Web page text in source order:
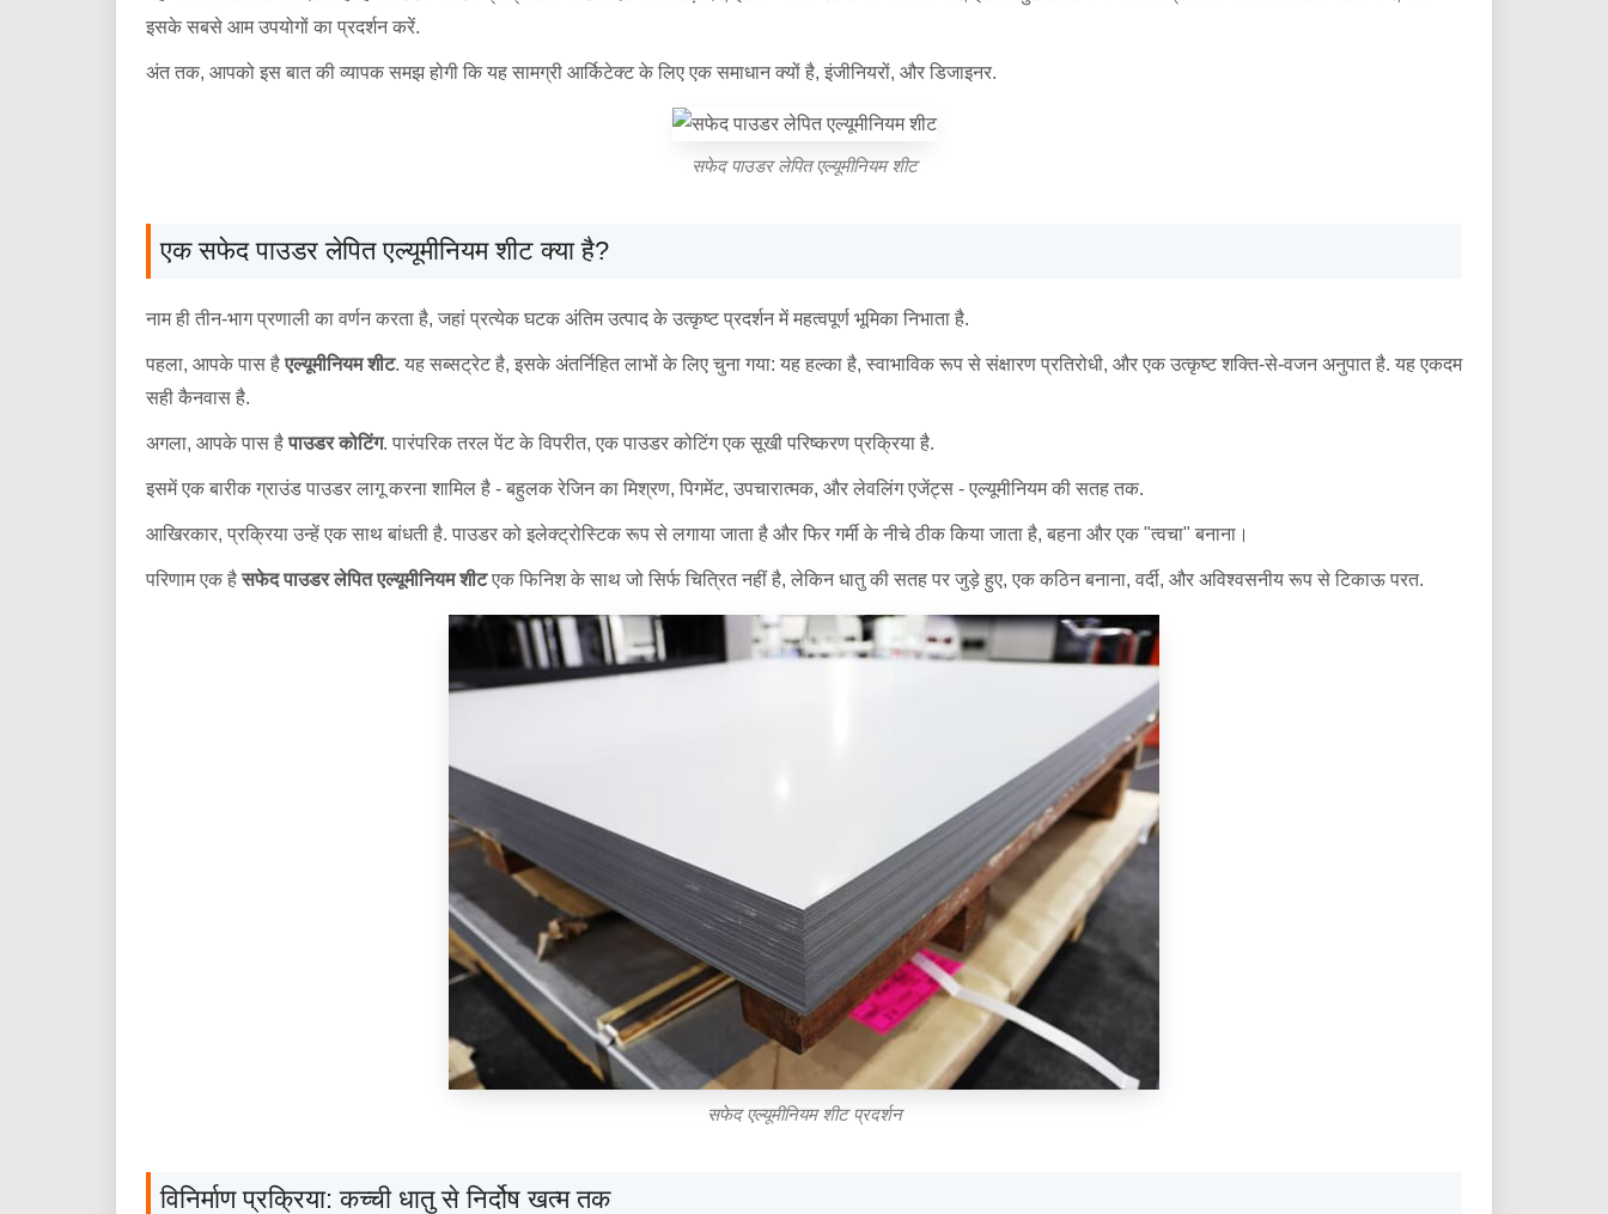
इसके सबसे आम उपयोगों का प्रदर्शन करें.
अंत तक, आपको इस बात की व्यापक समझ होगी कि यह सामग्री आर्किटेक्ट के लिए एक समाधान क्यों है, इंजीनियरों, और डिजाइनर.
सफेद पाउडर लेपित एल्यूमीनियम शीट
एक सफेद पाउडर लेपित एल्यूमीनियम शीट क्या है?
नाम ही तीन-भाग प्रणाली का वर्णन करता है, जहां प्रत्येक घटक अंतिम उत्पाद के उत्कृष्ट प्रदर्शन में महत्वपूर्ण भूमिका निभाता है.
पहला, आपके पास हैएल्यूमीनियम शीट. यह सब्सट्रेट है, इसके अंतर्निहित लाभों के लिए चुना गया: यह हल्का है, स्वाभाविक रूप से संक्षारण प्रतिरोधी, और एक उत्कृष्ट शक्ति-से-वजन अनुपात है. यह एकदम
सही कैनवास है.
अगला, आपके पास हैपाउडर कोटिंग. पारंपरिक तरल पेंट के विपरीत, एक पाउडर कोटिंग एक सूखी परिष्करण प्रक्रिया है.
इसमें एक बारीक ग्राउंड पाउडर लागू करना शामिल है - बहुलक रेजिन का मिश्रण, पिगमेंट, उपचारात्मक, और लेवलिंग एजेंट्स - एल्यूमीनियम की सतह तक.
आखिरकार, प्रक्रिया उन्हें एक साथ बांधती है. पाउडर को इलेक्ट्रोस्टिक रूप से लगाया जाता है और फिर गर्मी के नीचे ठीक किया जाता है, बहना और एक "त्वचा" बनाना।
परिणाम एक हैसफेद पाउडर लेपित एल्यूमीनियम शीटएक फिनिश के साथ जो सिर्फ चित्रित नहीं है, लेकिन धातु की सतह पर जुड़े हुए, एक कठिन बनाना, वर्दी, और अविश्वसनीय रूप से टिकाऊ परत.
सफेद एल्यूमीनियम शीट प्रदर्शन
विनिर्माण प्रक्रिया: कच्ची धातु से निर्दोष खत्म तक